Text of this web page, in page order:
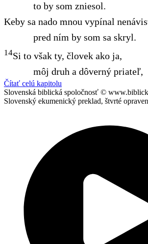
to by som zniesol.
Keby sa nado mnou vypínal
pred ním by som sa skryl.
14Si to však ty, človek ako ja,
môj druh a dôverný priateľ,
Čítať celú kapitolu
Slovenská biblická spoločnosť ©
Slovenský ekumenický preklad, štvrté